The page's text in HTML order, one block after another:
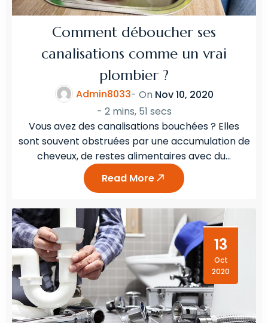
Comment déboucher ses
canalisations comme un vrai
plombier ?
Admin8033- On Nov 10, 2020
- 2 mins, 51 secs
Vous avez des canalisations bouchées ? Elles
sont souvent obstruées par une accumulation de
cheveux, de restes alimentaires avec du…
Read More
13
Oct
2020